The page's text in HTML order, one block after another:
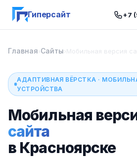
Гиперсайт +7
Главная›Сайты›Мобильная версия
АДАПТИВНАЯ ВЁРСТКА ·
УСТРОЙСТВА
Мобильная
сайта
в Красноярске